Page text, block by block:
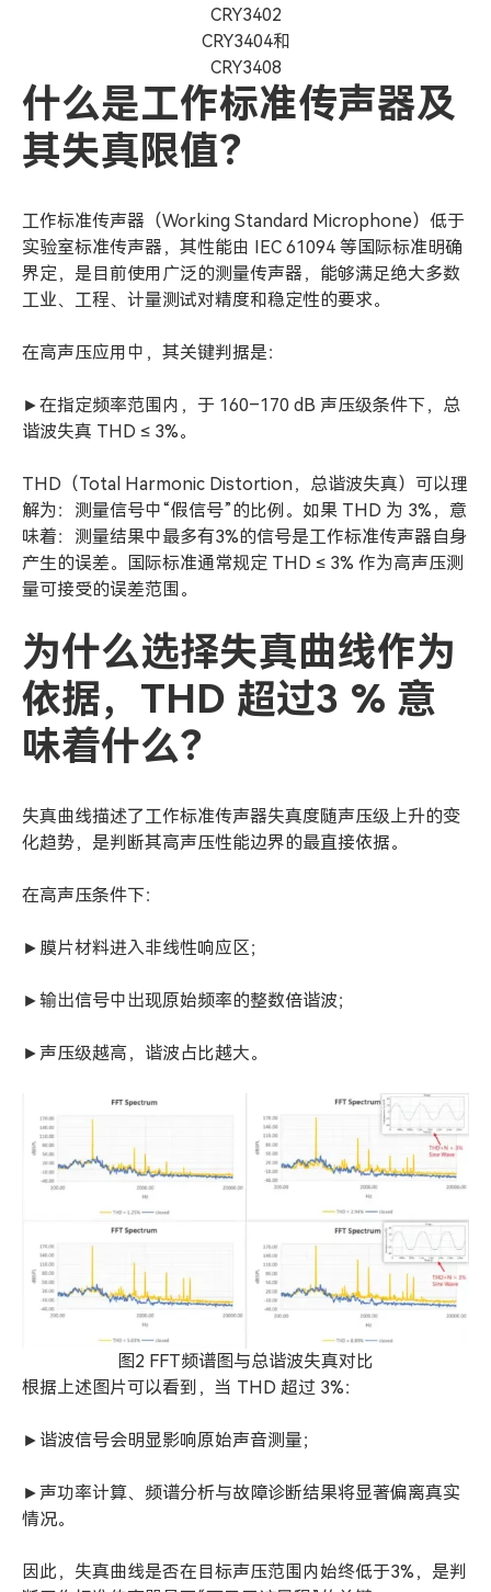
CRY3402
CRY3404和
CRY3408
什么是工作标准传声器及
其失真限值？
工作标准传声器（Working Standard Microphone）低于
实验室标准传声器，其性能由 IEC 61094 等国际标准明确
界定，是目前使用广泛的测量传声器，能够满足绝大多数
工业、工程、计量测试对精度和稳定性的要求。
在高声压应用中，其关键判据是：
►在指定频率范围内，于 160–170 dB 声压级条件下，总
谐波失真 THD ≤ 3%。
THD（Total Harmonic Distortion，总谐波失真）可以理
解为：测量信号中“假信号”的比例。如果 THD 为 3%，意
味着：测量结果中最多有3%的信号是工作标准传声器自身
产生的误差。国际标准通常规定 THD ≤ 3% 作为高声压测
量可接受的误差范围。
为什么选择失真曲线作为
依据，THD 超过3 % 意
味着什么？
失真曲线描述了工作标准传声器失真度随声压级上升的变
化趋势，是判断其高声压性能边界的最直接依据。
在高声压条件下：
►膜片材料进入非线性响应区；
►输出信号中出现原始频率的整数倍谐波；
►声压级越高，谐波占比越大。
图2 FFT频谱图与总谐波失真对比
根据上述图片可以看到，当 THD 超过 3%：
►谐波信号会明显影响原始声音测量；
►声功率计算、频谱分析与故障诊断结果将显著偏离真实
情况。
因此，失真曲线是否在目标声压范围内始终低于3%，是判